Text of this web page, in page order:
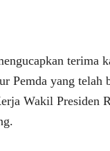
terima
Pemda yang telah
Wakil Presiden